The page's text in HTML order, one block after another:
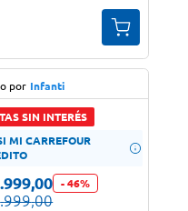
por Infanti
SIN INTERÉS
MI CARREFOUR
.999,00 -46%
.999,00